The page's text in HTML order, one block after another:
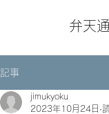
弁天
記事
jimukyoku
2023年10月24日